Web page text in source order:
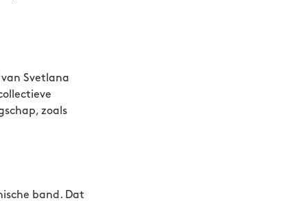
Svetlana
zoals
band. Dat